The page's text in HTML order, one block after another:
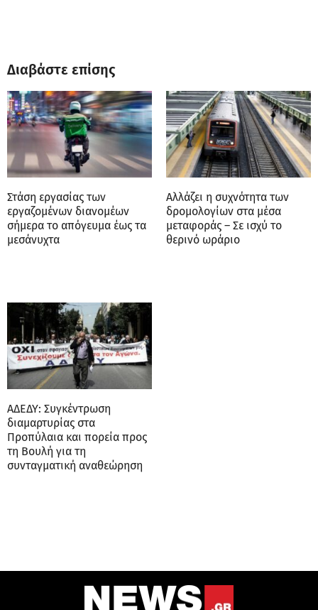
Διαβάστε επίσης
Στάση εργασίας των
εργαζομένων διανομέων
σήμερα το απόγευμα έως τα
μεσάνυχτα
Αλλάζει η συχνότητα των
δρομολογίων στα μέσα
μεταφοράς – Σε ισχύ το
θερινό ωράριο
ΑΔΕΔΥ: Συγκέντρωση
διαμαρτυρίας στα
Προπύλαια και πορεία προς
τη Βουλή για τη
συνταγματική αναθεώρηση